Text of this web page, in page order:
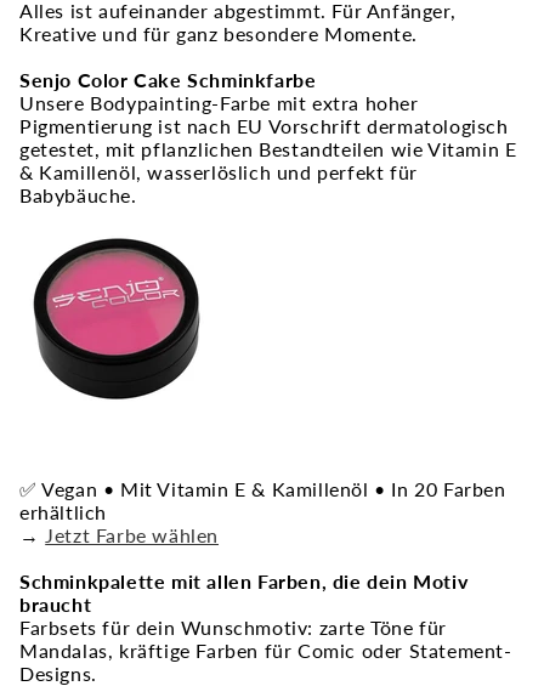
Alles ist aufeinander abgestimmt. Für Anfänger,
Kreative und für ganz besondere Momente.
Senjo Color Cake Schminkfarbe
Unsere Bodypainting-Farbe mit extra hoher
Pigmentierung ist nach EU Vorschrift dermatologisch
getestet, mit pflanzlichen Bestandteilen wie Vitamin E
& Kamillenöl, wasserlöslich und perfekt für
Babybäuche.
✅ Vegan • Mit Vitamin E & Kamillenöl • In 20 Farben
erhältlich
→ Jetzt Farbe wählen
Schminkpalette mit allen Farben, die dein Motiv
braucht
Farbsets für dein Wunschmotiv: zarte Töne für
Mandalas, kräftige Farben für Comic oder Statement-
Designs.